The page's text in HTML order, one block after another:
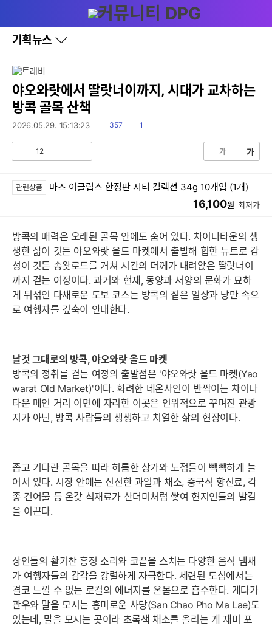
와
홈
기획뉴스
바
로
레
이
어
창
토
야오와랏에서 딸랏너이까지, 시대가 교차하는
방콕 골목 산책
2026.05.29. 15:13:23
읽
357
댓1
12 가 가
관련상품 마즈 이클립스 한정판 시티 컬렉션 34g 10개입 (1개)
16,100원 최저가
방콕의 매력은 오래된 골목 안에도 숨어 있다. 차이나타운의 생
생한 삶이 깃든 야오와랏 올드 마켓에서 출발해 힙한 뉴트로 감
성이 깃든 송왓로드를 거쳐 시간의 더께가 내려앉은 딸랏너이
까지 걷는 여정이다. 과거와 현재, 동양과 서양의 문화가 묘하
게 뒤섞인 다채로운 도보 코스는 방콕의 짙은 일상과 낭만 속으
로 여행자를 깊숙이 안내한다.
날것 그대로의 방콕, 야오와랏 올드 마켓
방콕의 정취를 걷는 여정의 출발점은 '야오와랏 올드 마켓(Yao
warat Old Market)'이다. 화려한 네온사인이 반짝이는 차이나
타운 메인 거리 이면에 자리한 이곳은 인위적으로 꾸며진 관광
지가 아닌, 방콕 사람들의 생생하고 치열한 삶의 현장이다.
좁고 기다란 골목을 따라 허름한 상가와 노점들이 빽빽하게 늘
어서 있다. 시장 안에는 신선한 과일과 채소, 중국식 향신료, 각
종 건어물 등 온갖 식재료가 산더미처럼 쌓여 현지인들의 발길
을 이끈다.
상인들의 활기찬 흥정 소리와 코끝을 스치는 다양한 음식 냄새
가 여행자들의 감각을 강렬하게 자극한다. 세련된 도심에서는
결코 느낄 수 없는 로컬의 에너지를 온몸으로 흡수한다. 게다가
관우와 말을 모시는 흥미로운 사당(San Chao Pho Ma Lae)도
있는데, 말을 모시는 곳이라 초록색 채소를 올리는 게 재미 포
세부정보 열기/접기